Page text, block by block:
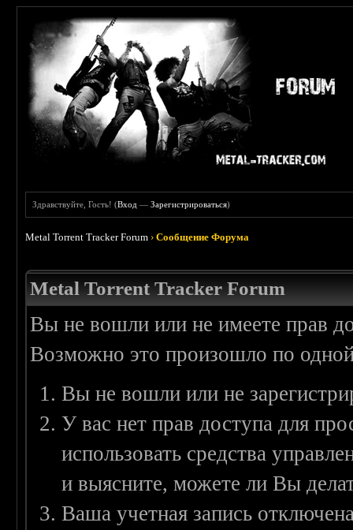
Здравствуйте, Гость! (Вход —Зарегистрироваться)
Metal Torrent Tracker Forum ›Сообщение Форума
Metal Torrent Tracker Forum
Вы не вошли или не имеете прав
Возможно это произошло по
Вы не вошли или не
У вас нет прав доступа для
использовать средства
и выясните, можете ли Вы
Ваша учетная запись